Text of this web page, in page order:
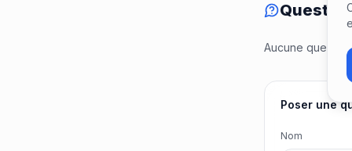
Aucune
Poser une
Nom